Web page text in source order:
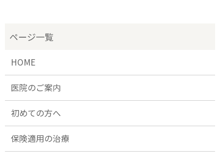
HOME
医院のご案内
初めての方へ
保険適用の治療